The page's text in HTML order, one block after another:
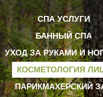
СПА УСЛУГИ
БАННЫЙ СПА
УХОД ЗА РУКАМИ И
КОСМЕТОЛОГИЯ
ПАРИКМАХЕРСКИЙ